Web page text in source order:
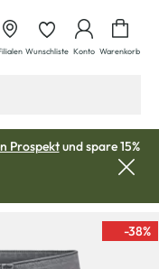
Wunschliste Konto Warenkorb
Prospektund spare 15%
-38%